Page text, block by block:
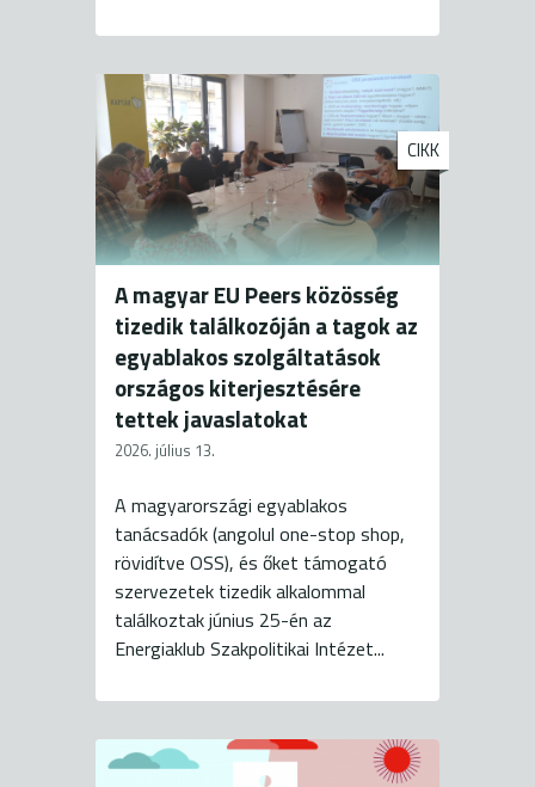
CIKK
A magyar EU Peers közösség
tizedik találkozóján a tagok az
egyablakos szolgáltatások
országos kiterjesztésére
tettek javaslatokat
2026. július 13.
A magyarországi egyablakos
tanácsadók (angolul one-stop shop,
rövidítve OSS), és őket támogató
szervezetek tizedik alkalommal
találkoztak június 25-én az
Energiaklub Szakpolitikai Intézet...